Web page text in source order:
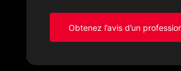
Obtenez l’avis d’un